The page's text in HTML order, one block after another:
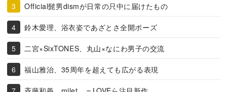
Official髭男dismが日常の只中に届けたもの
鈴木愛理、浴衣姿であざとさ全開ポーズ
二宮×SixTONES、丸山×なにわ男子の交流
福山雅治、35周年を超えても広がる表現